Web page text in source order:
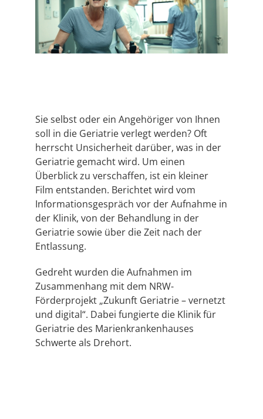
Sie selbst oder ein Angehöriger von Ihnen
soll in die Geriatrie verlegt werden? Oft
herrscht Unsicherheit darüber, was in der
Geriatrie gemacht wird. Um einen
Überblick zu verschaffen, ist ein kleiner
Film entstanden. Berichtet wird vom
Informationsgespräch vor der Aufnahme in
der Klinik, von der Behandlung in der
Geriatrie sowie über die Zeit nach der
Entlassung.
Gedreht wurden die Aufnahmen im
Zusammenhang mit dem NRW-
Förderprojekt „Zukunft Geriatrie – vernetzt
und digital“. Dabei fungierte die Klinik für
Geriatrie des Marienkrankenhauses
Schwerte als Drehort.